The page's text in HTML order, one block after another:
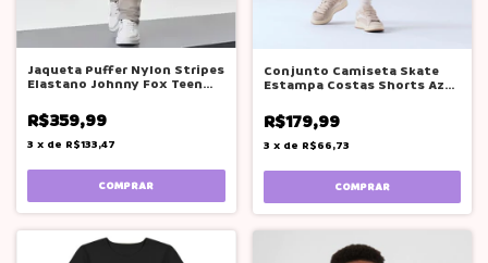
Jaqueta Puffer Nylon Stripes
Elastano Johnny Fox Teen
R$359,99
3 x de R$133,47
COMPRAR
Conjunto Camiseta Skate
Estampa Costas Shorts Azul
R$179,99
3 x de R$66,73
COMPRAR